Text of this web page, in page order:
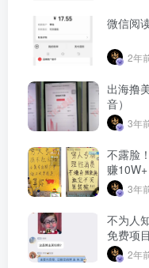
微信阅
2年
出海撸
音）
3年
不露脸
赚10W+
3年
不为人
免费项
2年